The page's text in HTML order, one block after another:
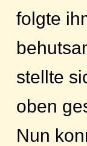
folgte
stellte
oben
Nun